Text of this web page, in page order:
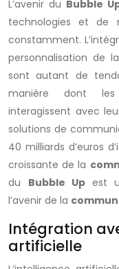
L’avenir du Bubble
technologies et de
constamment.
personnalisation de
sont autant de
manière dont les
interagissent avec
solutions de
40 milliards d’euros
croissante de la
du Bubble Up est
l’avenir de la
Intégration
artificielle